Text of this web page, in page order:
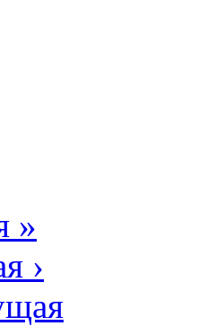
»
›